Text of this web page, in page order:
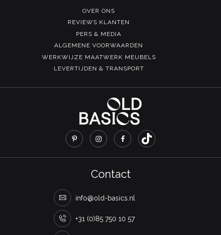
OVER ONS
REVIEWS KLANTEN
PERS & MEDIA
ALGEMENE VOORWAARDEN
WERKWIJZE MAATWERK MEUBELS
LEVERTIJDEN & TRANSPORT
Contact
info@old-basics.nl
+31 (0)85 750 10 57